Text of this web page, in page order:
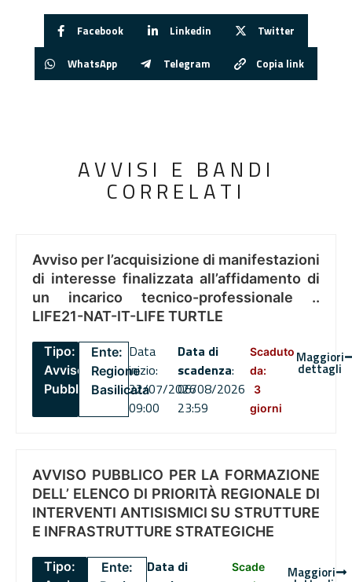
Facebook Linkedin Twitter
WhatsApp Telegram Copia link
AVVISI E BANDI
CORRELATI
Avviso per l’acquisizione di manifestazioni
di interesse finalizzata all’affidamento di
un incarico tecnico-professionale ..
LIFE21-NAT-IT-LIFE TURTLE
Tipo:
Avviso
Pubblico
Ente:
Regione
Basilicata
Data
inizio:
22/07/2026
09:00
Data di
scadenza:
06/08/2026
23:59
Scaduto
da:
3
giorni
Maggiori
dettagli
AVVISO PUBBLICO PER LA FORMAZIONE
DELL’ ELENCO DI PRIORITÀ REGIONALE DI
INTERVENTI ANTISISMICI SU STRUTTURE
E INFRASTRUTTURE STRATEGICHE
Tipo:
Ente:
Data di
Scade
Maggiori